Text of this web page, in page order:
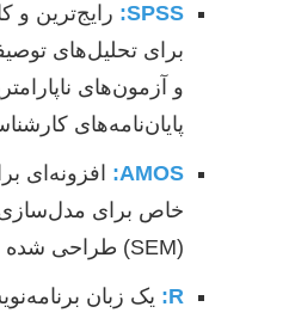
SPSS: رایج‌ترین و
و آزمون‌های
پایان‌نامه‌های
AMOS:
خاص برای مدل‌سازی
(SEM) طراحی شده است.
R:
یک زبان